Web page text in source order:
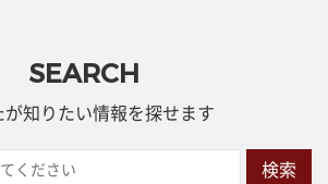
SEARCH
が知りたい情報を探せます
検索